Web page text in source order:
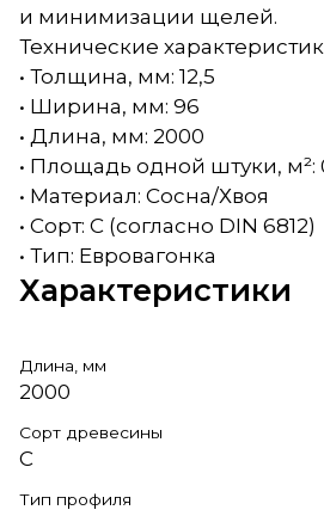
и минимизации щелей.
Технические
• Толщина, мм: 12,5
• Ширина, мм: 96
• Длина, мм: 2000
• Площадь одной штуки, м²:
• Материал: Сосна/Хвоя
• Сорт: С (согласно DIN 6812)
• Тип: Евровагонка
Характеристики
Длина, мм
2000
Сорт древесины
С
Тип профиля